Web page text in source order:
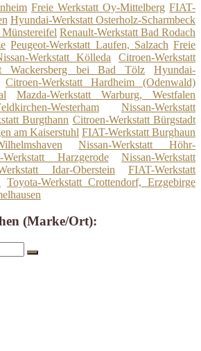
Freie Werkstatt Oy-Mittelberg FIAT-
Hyundai-Werkstatt Osterholz-Scharmbeck
Renault-Werkstatt Bad Rodach
Peugeot-Werkstatt Laufen, Salzach Freie
Werkstatt Kölleda
Citroen-Werkstatt
Wackersberg bei Bad Tölz
Hyundai-
Citroen-Werkstatt Hardheim (Odenwald)
Mazda-Werkstatt Warburg, Westfalen
Westerham
Nissan-Werkstatt
Burgthann Citroen-Werkstatt Bürgstadt
am Kaiserstuhl FIAT-Werkstatt Burghaun
Nissan-Werkstatt Höhr-
Werkstatt Harzgerode
Nissan-Werkstatt
Idar-Oberstein
FIAT-Werkstatt
Toyota-Werkstatt Crottendorf, Erzgebirge
(Marke/Ort):
Suchen